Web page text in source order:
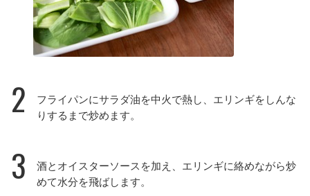
2
フライパンにサラダ油を中火で熱し、エリンギをしんな
りするまで炒めます。
3
酒とオイスターソースを加え、エリンギに絡めながら炒
めて水分を飛ばします。